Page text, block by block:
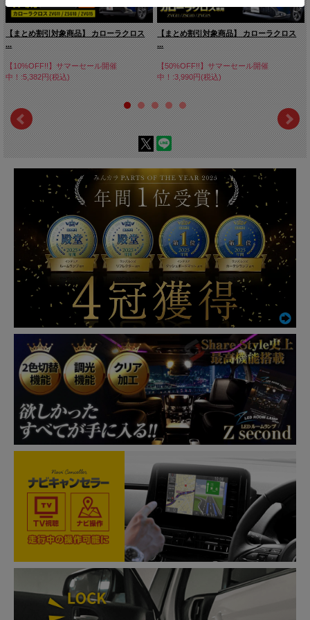
【まとめ割引対象商品】 カローラクロス
...
【10%OFF!!】サマーセール開催
中！:5,382円(税込)
【まとめ割引対象商品】 カローラクロス
...
【50%OFF!!】サマーセール開催
中！:3,990円(税込)